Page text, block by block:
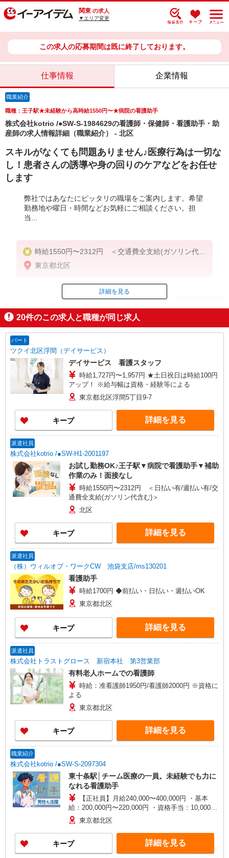
関東 の求人
▼エリア変更
この求人の応募期間は既に終了しております。
仕事情報 企業情報
職業紹介
職種：王子駅★未経験から高時給1550円〜★病院の看護助手
株式会社kotrio /●SW-S-1984629の看護師・保健師・看護助手・助
産師の求人情報詳細（職業紹介） - 北区
スキルがなくても問題ありません♪医療行為は一切な
し！患者さんの誘導や身の回りのケアなどをお任せ
します
弊社ではあなたにピッタリの職場をご案内します。希望
勤務地や曜日・時間などお気軽にご相談ください。担
当...
時給1550円〜2312円 ＜交通費全支給(ガソリン代含
む)＞
東京都北区
ID：AE0527662218
掲載期間終了
詳細を見る
20件のこの求人と職種が同じ求人
パート
ツクイ北区浮間（デイサービス）
デイサービス 看護スタッフ
時給1,727円〜1,957円 ★土日祝日は時給100円
アップ！ ※給与幅は資格・経験等による
東京都北区浮間5丁目9-7
キープ 詳細を見る
派遣社員
株式会社kotrio /●SW-H1-2001197
お試し勤務OK♪王子駅▼病院で看護助手▼補助
作業のみ！面接なし
時給1550円〜2312円 ＜日払い有/週払い有/交
通費全支給(ガソリン代含む)＞
北区
キープ 詳細を見る
派遣社員
（株）ウィルオブ・ワークCW 池袋支店/ms130201
看護助手
時給1700円 ◆前払い・日払い・週払いOK
東京都北区
キープ 詳細を見る
派遣社員
株式会社トラストグロース 新宿本社 第3営業部
有料老人ホームでの看護師
時給：准看護師1950円/看護師2000円 ※資格に
よる
東京都北区
キープ 詳細を見る
職業紹介
株式会社kotrio /●SW-S-2097304
東十条駅│チーム医療の一員。未経験でも力に
なれる看護助手
【正社員】月給240,000〜400,000円 ・基本
給：200,000円〜220,000円 ・資格手当：10,000〜
30,000円 ・役職手当：10,000〜70,000円 ・処遇改
善手当：20,000〜60,000円（勤続年数、保有資格
により変動） ・固定残業手当：20,000円（10時
間） ※固定残業時間を超過する場合には超過勤務
手当として別途支給 ・夜勤手当：10,000円/1回
東京都北区
キープ 詳細を見る